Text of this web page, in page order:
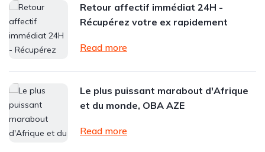
Retour affectif immédiat 24H -
Récupérez votre ex rapidement
Read more
Le plus puissant marabout d'Afrique
et du monde, OBA AZE
Read more